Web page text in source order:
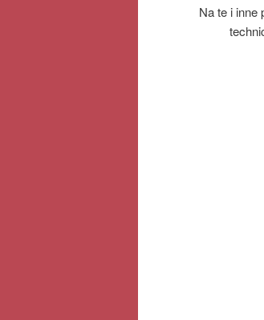
Na te i inne